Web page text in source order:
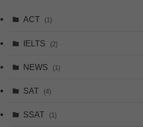
ACT (1)
IELTS (2)
NEWS (1)
SAT (4)
SSAT (1)